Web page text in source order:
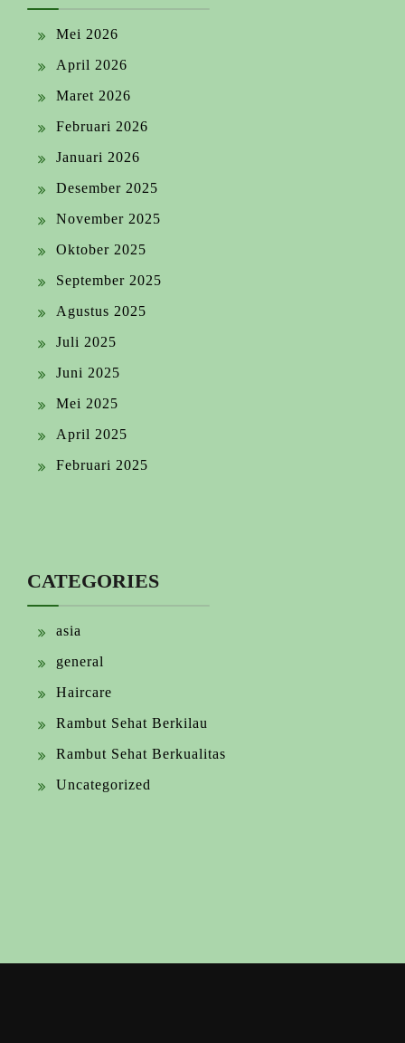
Mei 2026
April 2026
Maret 2026
Februari 2026
Januari 2026
Desember 2025
November 2025
Oktober 2025
September 2025
Agustus 2025
Juli 2025
Juni 2025
Mei 2025
April 2025
Februari 2025
CATEGORIES
asia
general
Haircare
Rambut Sehat Berkilau
Rambut Sehat Berkualitas
Uncategorized